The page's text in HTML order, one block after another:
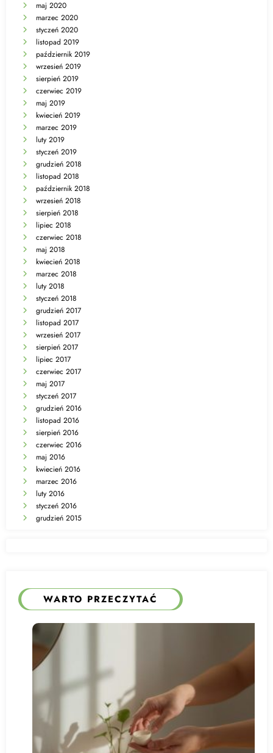
maj 2020
marzec 2020
styczeń 2020
listopad 2019
październik 2019
wrzesień 2019
sierpień 2019
czerwiec 2019
maj 2019
kwiecień 2019
marzec 2019
luty 2019
styczeń 2019
grudzień 2018
listopad 2018
październik 2018
wrzesień 2018
sierpień 2018
lipiec 2018
czerwiec 2018
maj 2018
kwiecień 2018
marzec 2018
luty 2018
styczeń 2018
grudzień 2017
listopad 2017
wrzesień 2017
sierpień 2017
lipiec 2017
czerwiec 2017
maj 2017
styczeń 2017
grudzień 2016
listopad 2016
sierpień 2016
czerwiec 2016
maj 2016
kwiecień 2016
marzec 2016
luty 2016
styczeń 2016
grudzień 2015
WARTO PRZECZYTAĆ